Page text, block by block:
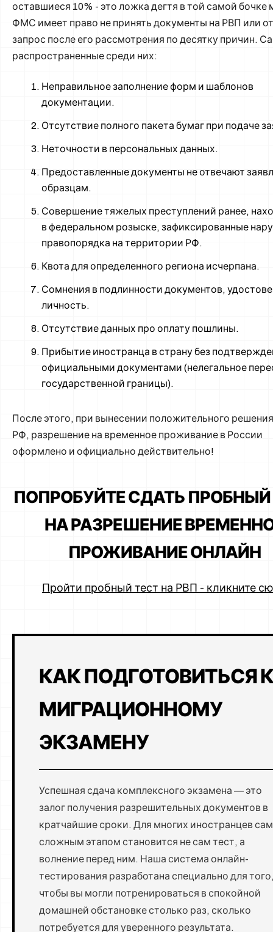
оставшиеся 10% - это ложка дегтя в той самой бочке
ФМС имеет право не принять документы на РВП или
запрос после его рассмотрения по десятку причин.
распространенные среди них:
Неправильное заполнение форм и шаблонов
документации.
Отсутствие полного пакета бумаг при подаче
Неточности в персональных данных.
Предоставленные документы не отвечают
образцам.
Совершение тяжелых преступлений ранее,
в федеральном розыске, зафиксированные
правопорядка на территории РФ.
Квота для определенного региона исчерпана.
Сомнения в подлинности документов,
личность.
Отсутствие данных про оплату пошлины.
Прибытие иностранца в страну без
официальными документами (нелегальное
государственной границы).
После этого, при вынесении положительного
РФ, разрешение на временное проживание в России
оформлено и официально действительно!
ПОПРОБУЙТЕ СДАТЬ ПРОБНЫЙ
НА РАЗРЕШЕНИЕ
ПРОЖИВАНИЕ ОНЛАЙН
Пройти пробный тест на РВП - кликните
КАК ПОДГОТОВИТЬСЯ К
МИГРАЦИОННОМУ
ЭКЗАМЕНУ
Успешная сдача комплексного экзамена — это
залог получения разрешительных документов в
кратчайшие сроки. Для многих иностранцев
сложным этапом становится не сам тест, а
волнение перед ним. Наша система онлайн-
тестирования разработана специально для
чтобы вы могли потренироваться в спокойной
домашней обстановке столько раз, сколько
потребуется для уверенного результата.